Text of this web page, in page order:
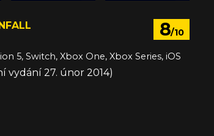
8/10
5, Switch, Xbox One, Xbox Series, iOS
vydání 27. únor 2014)